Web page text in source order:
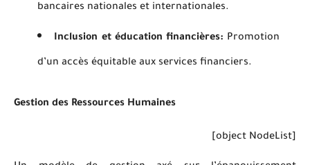
bancaires nationales et internationales.
Inclusion et éducation financières: Promotion
d’un accès équitable aux services financiers.
Gestion des Ressources Humaines
[object NodeList]